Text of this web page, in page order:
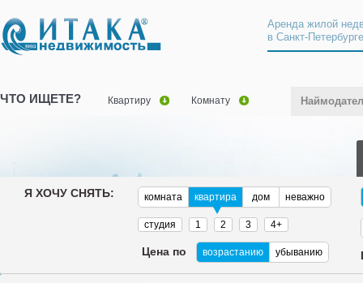
Аренда жилой
в Санкт-
ЧТО ИЩЕТЕ? Квартиру Комнату
Я ХОЧУ СНЯТЬ: комната квартира дом неважно
студия 1 2 3 4+
Цена по возрастанию убыванию